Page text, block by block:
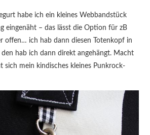
habe ich ein kleines Webbandstück
eingenäht – das lässt die Option für zB
offen… ich hab dann diesen Totenkopf in
den hab ich dann direkt angehängt. Macht
sich mein kindisches kleines Punkrock-